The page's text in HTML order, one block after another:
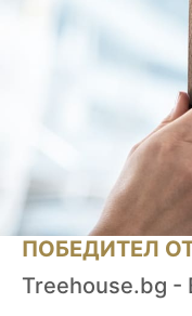
ПОБЕДИТЕЛ
Treehouse.bg -